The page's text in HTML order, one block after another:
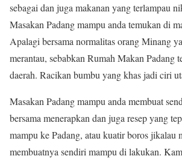
sebagai dan juga makanan yang terlampau
Masakan Padang mampu anda temukan di
Apalagi bersama normalitas orang Minang
merantau, sebabkan Rumah Makan Padang
daerah. Racikan bumbu yang khas jadi ciri
Masakan Padang mampu anda membuat
bersama menerapkan dan juga resep yang
mampu ke Padang, atau kuatir boros jikalau
membuatnya sendiri mampu di lakukan.